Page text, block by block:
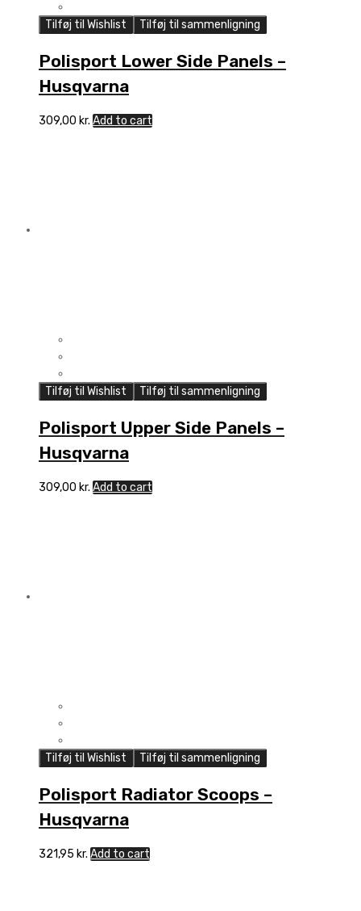
Tilføj til Wishlist Tilføj til sammenligning
Polisport Lower Side Panels –
Husqvarna
309,00 kr. Add to cart
Tilføj til Wishlist Tilføj til sammenligning
Polisport Upper Side Panels –
Husqvarna
309,00 kr. Add to cart
Tilføj til Wishlist Tilføj til sammenligning
Polisport Radiator Scoops –
Husqvarna
321,95 kr. Add to cart